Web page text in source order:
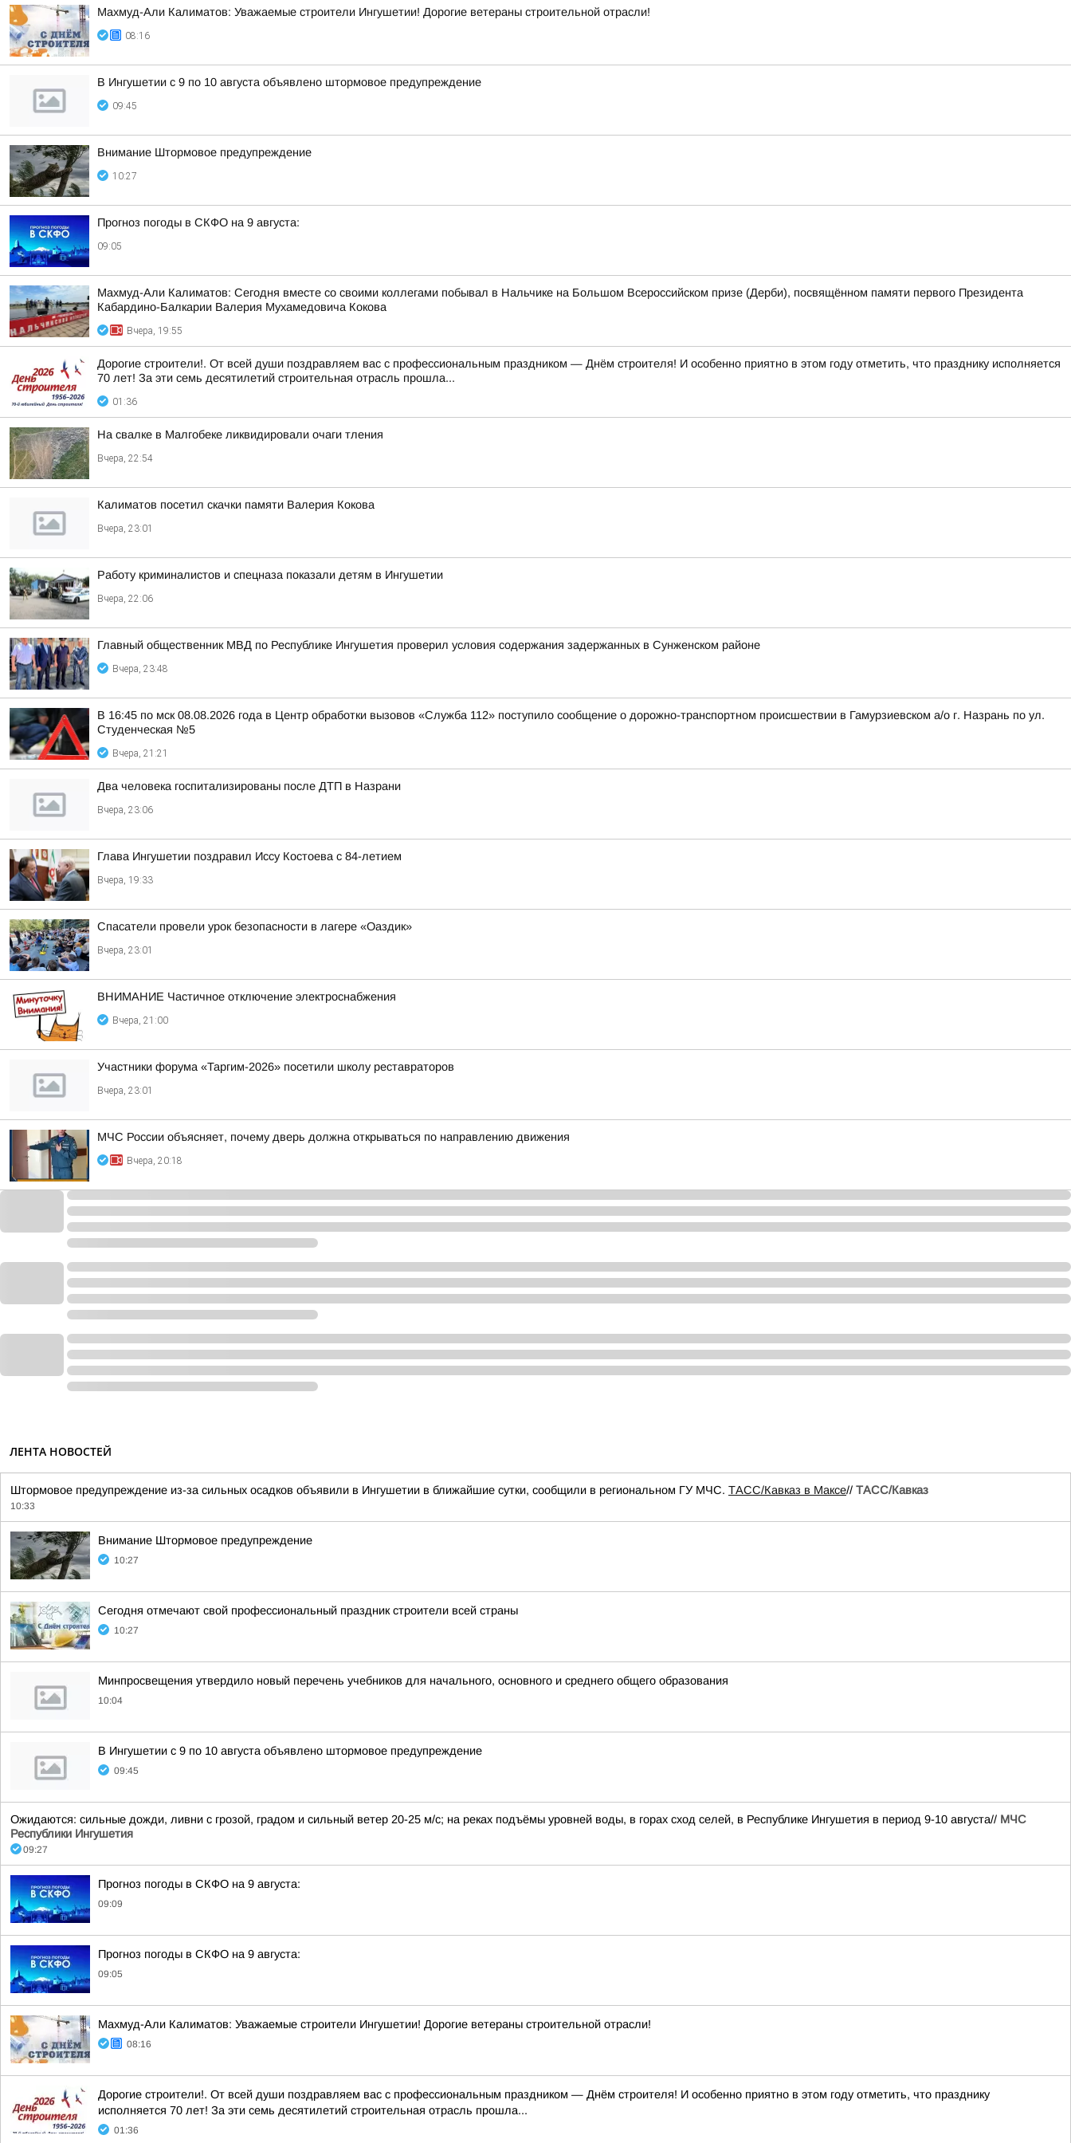
Махмуд-Али Калиматов: Уважаемые строители Ингушетии! Дорогие ветераны строительной отрасли!
08:16
В Ингушетии с 9 по 10 августа объявлено штормовое предупреждение
09:45
Внимание Штормовое предупреждение
10:27
Прогноз погоды в СКФО на 9 августа:
09:05
Махмуд-Али Калиматов: Сегодня вместе со своими коллегами побывал в Нальчике на Большом Всероссийском призе (Дерби), посвящённом памяти первого Президента
Кабардино-Балкарии Валерия Мухамедовича Кокова
Вчера, 19:55
Дорогие строители!. От всей души поздравляем вас с профессиональным праздником — Днём строителя! И особенно приятно в этом году отметить, что празднику исполняется
70 лет! За эти семь десятилетий строительная отрасль прошла...
01:36
На свалке в Малгобеке ликвидировали очаги тления
Вчера, 22:54
Калиматов посетил скачки памяти Валерия Кокова
Вчера, 23:01
Работу криминалистов и спецназа показали детям в Ингушетии
Вчера, 22:06
Главный общественник МВД по Республике Ингушетия проверил условия содержания задержанных в Сунженском районе
Вчера, 23:48
В 16:45 по мск 08.08.2026 года в Центр обработки вызовов «Служба 112» поступило сообщение о дорожно-транспортном происшествии в Гамурзиевском а/о г. Назрань по ул.
Студенческая №5
Вчера, 21:21
Два человека госпитализированы после ДТП в Назрани
Вчера, 23:06
Глава Ингушетии поздравил Иссу Костоева с 84-летием
Вчера, 19:33
Спасатели провели урок безопасности в лагере «Оаздик»
Вчера, 23:01
ВНИМАНИЕ Частичное отключение электроснабжения
Вчера, 21:00
Участники форума «Таргим-2026» посетили школу реставраторов
Вчера, 23:01
МЧС России объясняет, почему дверь должна открываться по направлению движения
Вчера, 20:18
ЛЕНТА НОВОСТЕЙ
Штормовое предупреждение из-за сильных осадков объявили в Ингушетии в ближайшие сутки, сообщили в региональном ГУ МЧС. ТАСС/Кавказ в Максе// ТАСС/Кавказ
10:33
Внимание Штормовое предупреждение
10:27
Сегодня отмечают свой профессиональный праздник строители всей страны
10:27
Минпросвещения утвердило новый перечень учебников для начального, основного и среднего общего образования
10:04
В Ингушетии с 9 по 10 августа объявлено штормовое предупреждение
09:45
Ожидаются: сильные дожди, ливни с грозой, градом и сильный ветер 20-25 м/с; на реках подъёмы уровней воды, в горах сход селей, в Республике Ингушетия в период 9-10 августа// МЧС
Республики Ингушетия
09:27
Прогноз погоды в СКФО на 9 августа:
09:09
Прогноз погоды в СКФО на 9 августа:
09:05
Махмуд-Али Калиматов: Уважаемые строители Ингушетии! Дорогие ветераны строительной отрасли!
08:16
Дорогие строители!. От всей души поздравляем вас с профессиональным праздником — Днём строителя! И особенно приятно в этом году отметить, что празднику
исполняется 70 лет! За эти семь десятилетий строительная отрасль прошла...
01:36